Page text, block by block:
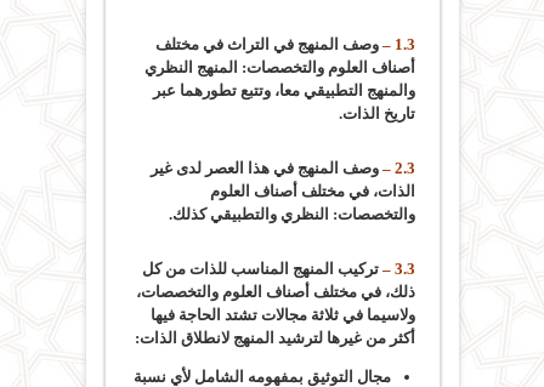
1.3 –
وصف المنهج في التراث في مختلف
أصناف العلوم والتخصصات: المنهج النظري
والمنهج التطبيقي معا، وتتبع تطورهما عبر
تاريخ الذات.
2.3 –
وصف المنهج في هذا العصر لدى غير
الذات، في مختلف أصناف العلوم
والتخصصات: النظري والتطبيقي كذلك.
3.3 –
تركيب المنهج المناسب للذات من كل
ذلك، في مختلف أصناف العلوم والتخصصات،
ولاسيما في ثلاثة مجالات تشتد الحاجة فيها
أكثر من غيرها لترشيد المنهج لانطلاق الذات:
مجال التوثيق بمفهومه الشامل لأي نسبة